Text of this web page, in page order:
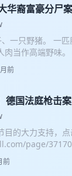
料 比真丝还滑
层 就是这个让
勤洗不费劲，不
机遥控器，床头
合？ 🥵 怕热星
利，全年最低
方式1️⃣点击进入
￥
✨ 专属优惠叠平
、旺仔有
审记录 检察院
末中案件相关报
道 Frankfurter
件相关报道 DB
、CC_CS、
华裔富豪分尸案
一只野猪。 一
肉当作高端野味
08:12 名媛的假
《公主我最大》
） nytimes 感谢
Whyme_ouPe
前
德国法庭枪击案
目的大力支持，
page/
杀 大家认为错
么认为，都已不
前